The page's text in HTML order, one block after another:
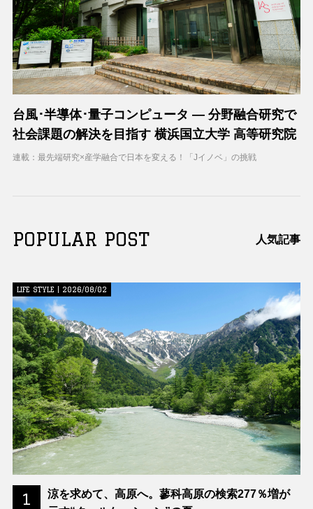
台風･半導体･量子コンピュータ ― 分野融合研究で
社会課題の解決を目指す 横浜国立大学 高等研究院
連載：最先端研究×産学融合で日本を変える！「Jイノベ」の挑戦
POPULAR POST 人気記事
1
LIFE STYLE | 2026/08/02
涼を求めて、高原へ。蓼科高原の検索277％増が